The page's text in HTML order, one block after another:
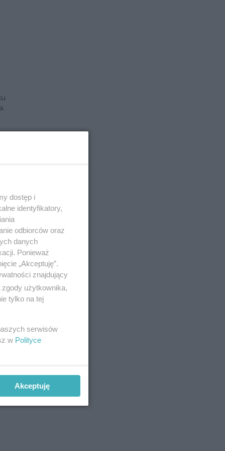
dostęp i
identyfikatory,
odbiorców oraz
danych
Ponieważ
„Akceptuję”.
znajdujący
użytkownika,
tylko na tej
serwisów
w Polityce
Akceptuję